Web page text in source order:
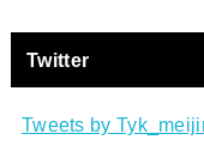
Twitter
Tweets by